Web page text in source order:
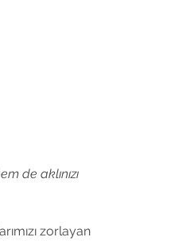
de aklınızı
zorlayan